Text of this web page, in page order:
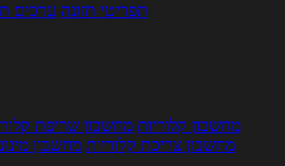
תפריטי תזונה ערכים
מחשבון קלוריות מחשבון שריפת
מחשבון צריכת קלוריות מחשבון